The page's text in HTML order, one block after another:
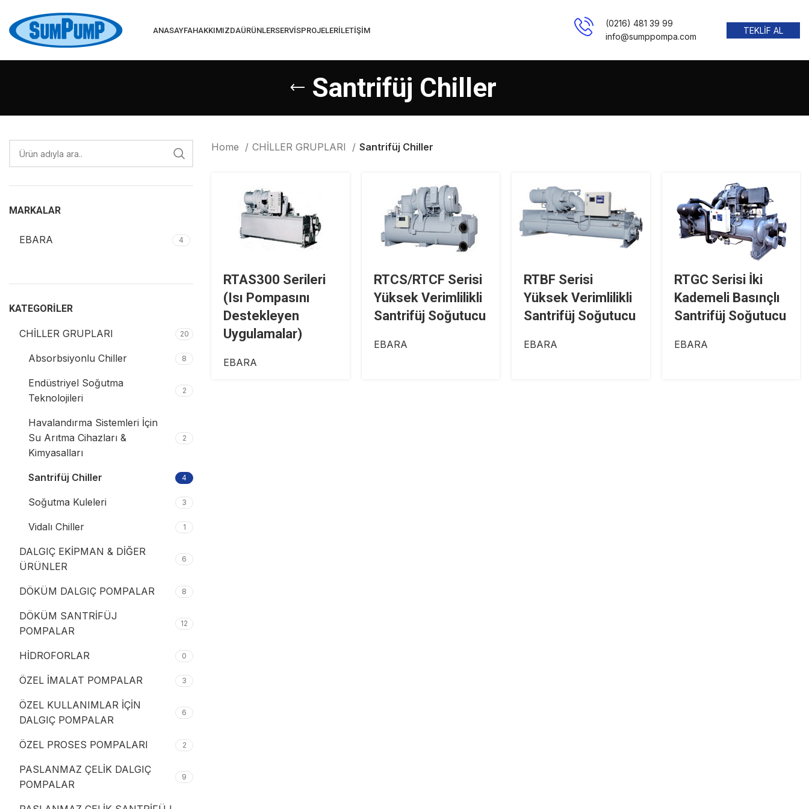
ANASAYFAHAKKIMIZDAÜRÜNLERSERVISPROJELERİLETIŞIM
(0216) 481 39 99
info@sumppompa.com
TEKLİF AL
Santrifüj Chiller
MARKALAR
EBARA 4
KATEGORILER
CHİLLER GRUPLARI 20
Absorbsiyonlu Chiller 8
Endüstriyel Soğutma
Teknolojileri
2
Havalandırma Sistemleri İçin
Su Arıtma Cihazları &
Kimyasalları
2
Santrifüj Chiller 4
Soğutma Kuleleri 3
Vidalı Chiller 1
DALGIÇ EKİPMAN & DİĞER
ÜRÜNLER
6
DÖKÜM DALGIÇ POMPALAR 8
DÖKÜM SANTRİFÜJ
POMPALAR
12
HİDROFORLAR 0
ÖZEL İMALAT POMPALAR 3
ÖZEL KULLANIMLAR İÇİN
DALGIÇ POMPALAR
6
ÖZEL PROSES POMPALARI 2
PASLANMAZ ÇELİK DALGIÇ
POMPALAR
9
Home CHİLLER GRUPLARI Santrifüj Chiller
RTAS300 Serileri
(Isı Pompasını
Destekleyen
Uygulamalar)
EBARA
RTCS/RTCF Serisi
Yüksek Verimlilikli
Santrifüj Soğutucu
EBARA
RTBF Serisi
Yüksek Verimlilikli
Santrifüj Soğutucu
EBARA
RTGC Serisi İki
Kademeli Basınçlı
Santrifüj Soğutucu
EBARA